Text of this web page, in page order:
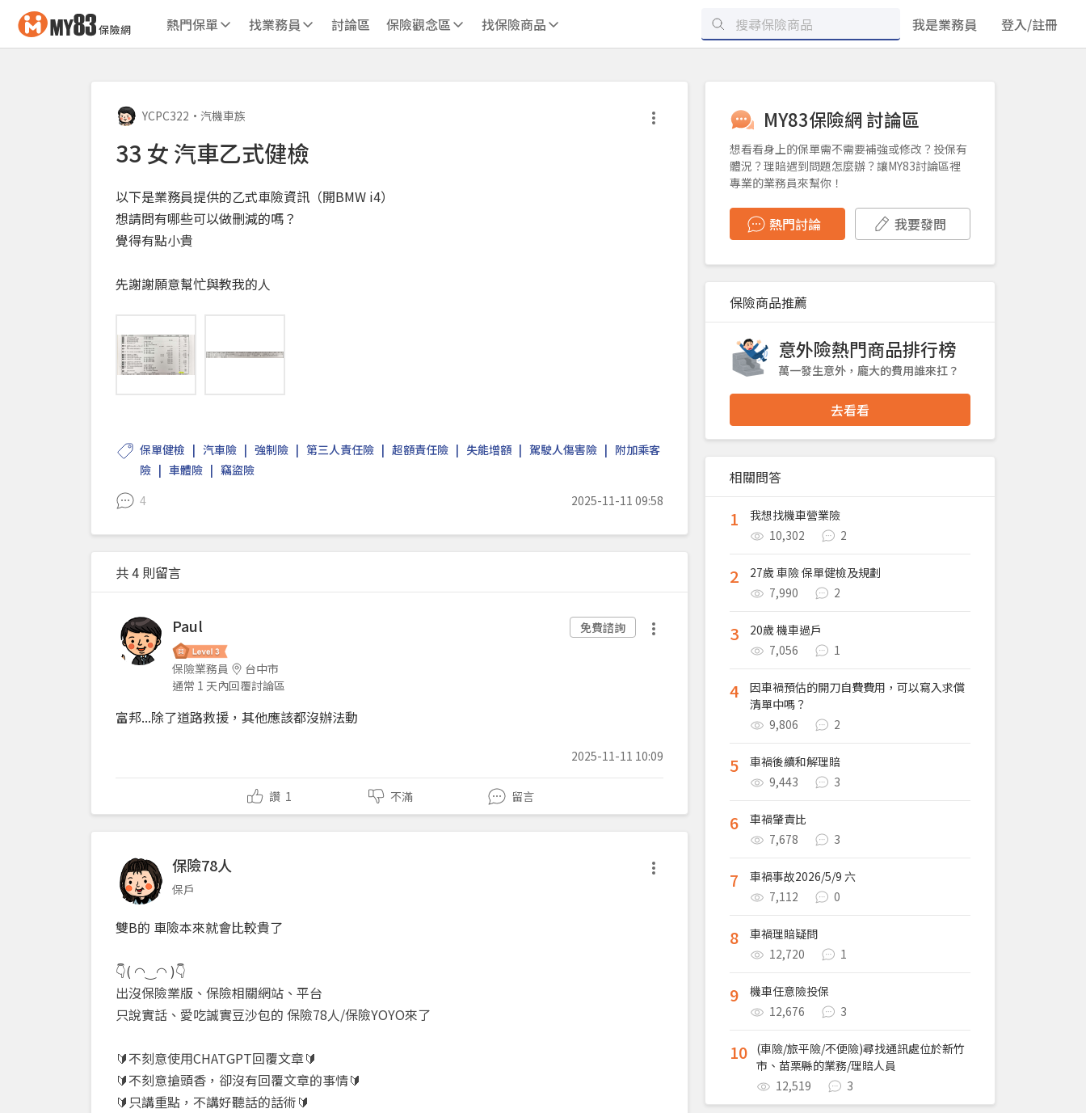
熱門保單 找業務員 討論區 保險觀念區 找保險商品 我是業務員 登入/註冊
YCPC322 • 汽機車族
33 女 汽車乙式健檢
以下是業務員提供的乙式車險資訊（開BMW i4）
想請問有哪些可以做刪減的嗎？
覺得有點小貴
先謝謝願意幫忙與教我的人
保單健檢 汽車險 強制險 第三人責任險 超額責任險 失能增額 駕駛人傷害險
附加乘客
險
車體險
竊盜險
4
2025-11-11 09:58
共 4 則留言
Paul
保險業務員
台中市
通常 1 天內回覆討論區
免費諮詢
富邦...除了道路救援，其他應該都沒辦法動
2025-11-11 10:09
讚 1 不滿 留言
保險78人
保戶
雙B的 車險本來就會比較貴了
👇( ◠‿◠ )👇
出沒保險業版、保險相關網站、平台
只說實話、愛吃誠實豆沙包的 保險78人/保險YOYO來了
🔰不刻意使用CHATGPT回覆文章🔰
🔰不刻意搶頭香，卻沒有回覆文章的事情🔰
🔰只講重點，不講好聽話的話術🔰
MY83保險網 討論區
想看看身上的保單需不需要補強或修改？投保有
體況？理賠遇到問題怎麼辦？讓MY83討論區裡
專業的業務員來幫你！
熱門討論 我要發問
保險商品推薦
意外險熱門商品排行榜
萬一發生意外，龐大的費用誰來扛？
去看看
相關問答
1
我想找機車營業險
10,302
2
2
27歲 車險 保單健檢及規劃
7,990
2
3
20歲 機車過戶
7,056
1
4
因車禍預估的開刀自費費用，可以寫入求償
清單中嗎？
9,806
2
5
車禍後續和解理賠
9,443
3
6
車禍肇責比
7,678
3
7
車禍事故2026/5/9 六
7,112
0
8
車禍理賠疑問
12,720
1
9
機車任意險投保
12,676
3
10 (車險/旅平險/不便險)尋找通訊處位於新竹
市、苗栗縣的業務/理賠人員
12,519
3